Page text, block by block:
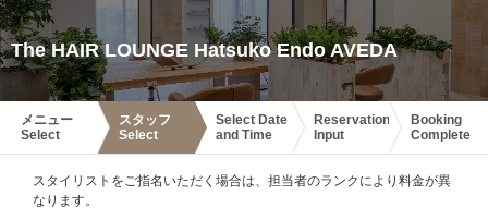
The HAIR LOUNGE Hatsuko Endo AVEDA
メニュー
Select
スタッフ
Select
Select Date
and Time
Reservation
Input
Booking
Complete
スタイリストをご指名いただく場合は、担当者のランクにより料金が異
なります。